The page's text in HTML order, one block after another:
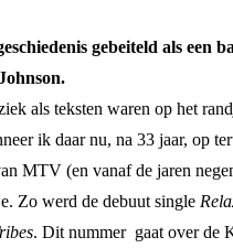
gebeiteld als een
als teksten waren op het
ik daar nu, na 33 jaar, op
MTV (en vanaf de jaren
Zo werd de debuut single
. Dit nummer gaat over de